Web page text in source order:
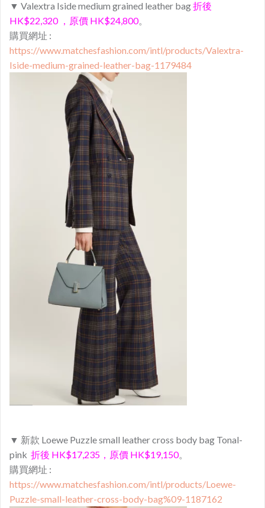
▼ Valextra Iside medium grained leather bag折後
HK$22,320 ，原價 HK$24,800。
購買網址 :
https://www.matchesfashion.com/intl/products/Valextra-
Iside-medium-grained-leather-bag-1179484
▼ 新款 Loewe Puzzle small leather cross body bag Tonal-
pink 折後 HK$17,235，原價 HK$19,150。
購買網址 :
https://www.matchesfashion.com/intl/products/Loewe-
Puzzle-small-leather-cross-body-bag%09-1187162